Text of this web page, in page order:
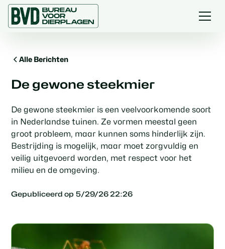
Alle Berichten
De gewone steekmier
De gewone steekmier is een veelvoorkomende soort
in Nederlandse tuinen. Ze vormen meestal geen
groot probleem, maar kunnen soms hinderlijk zijn.
Bestrijding is mogelijk, maar moet zorgvuldig en
veilig uitgevoerd worden, met respect voor het
milieu en de omgeving.
Gepubliceerd op 5/29/26 22:26